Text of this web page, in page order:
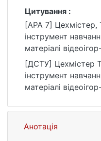
Цитування :
[APA 7] Цехмістер,
інструмент
матеріалі
та "Stardew Valley"
Київський
Тараса Шевченка].
https://
9
[ДСТУ] Цехмістер
інструмент
матеріалі
магістра : 035
Міщенко. Київ,
https://
Анотація